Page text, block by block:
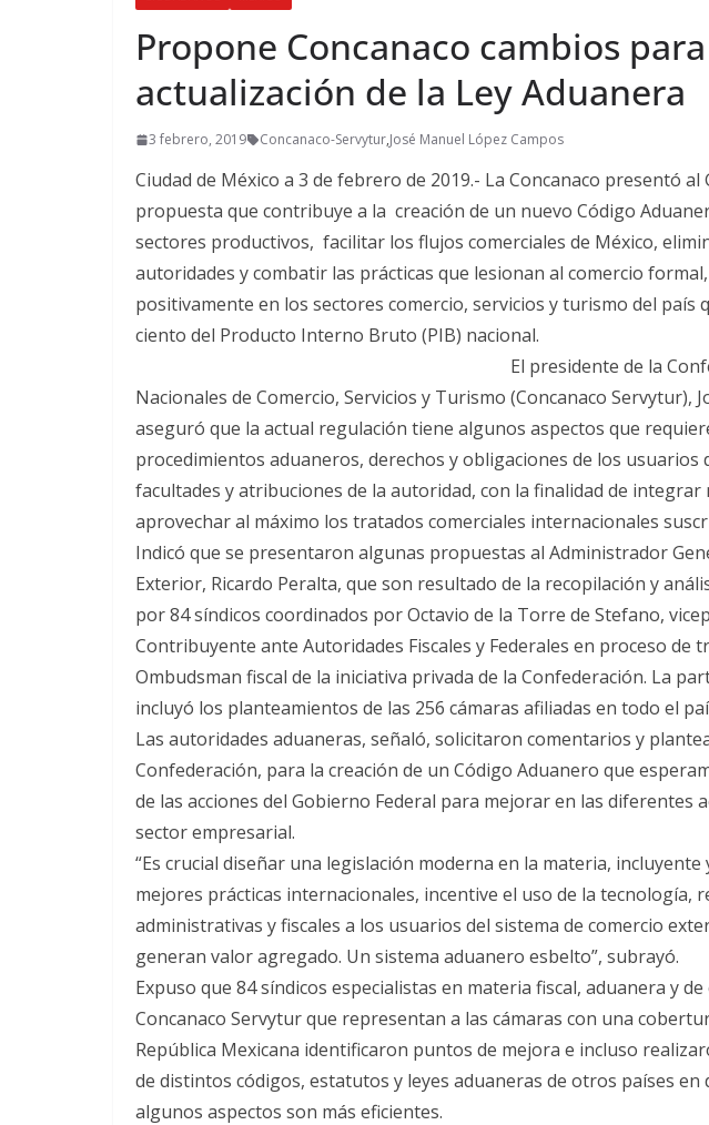
Propone Concanaco cambios
actualización de la Ley Aduanera
3 febrero, 2019 Concanaco-Servytur,José Manuel López Campos
Ciudad de México a 3 de febrero de 2019.- La Concanaco presentó
propuesta que contribuye a la creación de un nuevo Código
sectores productivos, facilitar los flujos comerciales de México,
autoridades y combatir las prácticas que lesionan al comercio
positivamente en los sectores comercio, servicios y turismo del país
ciento del Producto Interno Bruto (PIB) nacional.
El presidente de la
Nacionales de Comercio, Servicios y Turismo (Concanaco Servytur),
aseguró que la actual regulación tiene algunos aspectos que
procedimientos aduaneros, derechos y obligaciones de los usuarios
facultades y atribuciones de la autoridad, con la finalidad de
aprovechar al máximo los tratados comerciales internacionales
Indicó que se presentaron algunas propuestas al Administrador
Exterior, Ricardo Peralta, que son resultado de la recopilación y
por 84 síndicos coordinados por Octavio de la Torre de Stefano,
Contribuyente ante Autoridades Fiscales y Federales en proceso de
Ombudsman fiscal de la iniciativa privada de la Confederación. La
incluyó los planteamientos de las 256 cámaras afiliadas en todo el
Las autoridades aduaneras, señaló, solicitaron comentarios y
Confederación, para la creación de un Código Aduanero que
de las acciones del Gobierno Federal para mejorar en las diferentes
sector empresarial.
“Es crucial diseñar una legislación moderna en la materia,
mejores prácticas internacionales, incentive el uso de la tecnología,
administrativas y fiscales a los usuarios del sistema de comercio
generan valor agregado. Un sistema aduanero esbelto”, subrayó.
Expuso que 84 síndicos especialistas en materia fiscal, aduanera y
Concanaco Servytur que representan a las cámaras con una
República Mexicana identificaron puntos de mejora e incluso
de distintos códigos, estatutos y leyes aduaneras de otros países
algunos aspectos son más eficientes.